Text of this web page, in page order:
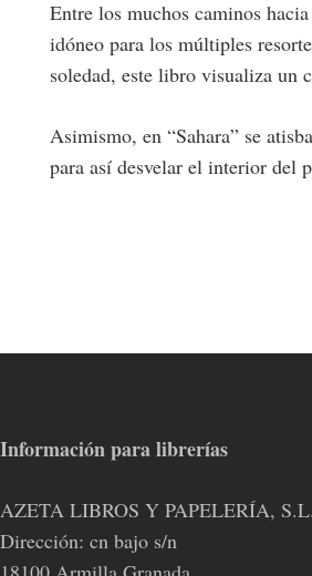
Entre los muchos caminos
idóneo para los múltiples
soledad, este libro visualiza un
Asimismo, en “Sahara” se
para así desvelar el interior del
Información para librerías
AZETA LIBROS Y PAPELERÍA,
Dirección: cn bajo s/n